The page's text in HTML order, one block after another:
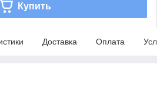
Купить
Доставка Оплата